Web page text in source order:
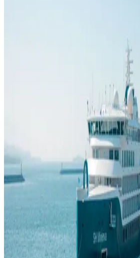
судно, категория каюты и способ
маршрута могут изменить итоговую
долларов. Реалистичная оценка
начинается с тарифа, но на этом не
Круизные гардеробы имеют
часть путаницы возникает из попыток
корабль одинаковым. Это не так. То,
от дневной программы, климата и
вечернем дресс‑коде. Дресс‑код на
понимать как стиль судна, чем как
Читать
ПОЛЕЗНО ЗНАТЬ